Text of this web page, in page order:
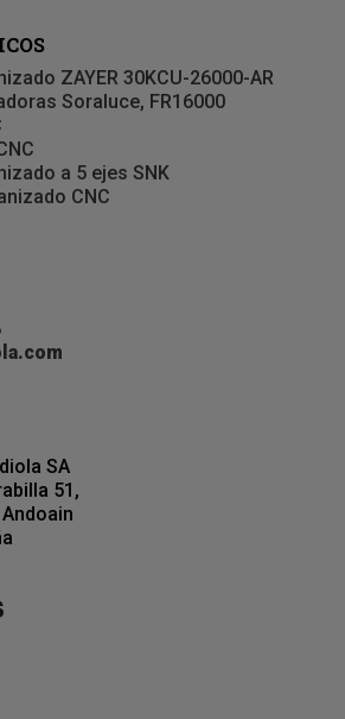
ZAYER 30KCU-26000-AR
Soraluce, FR16000
a 5 ejes SNK
CNC
SA
51,